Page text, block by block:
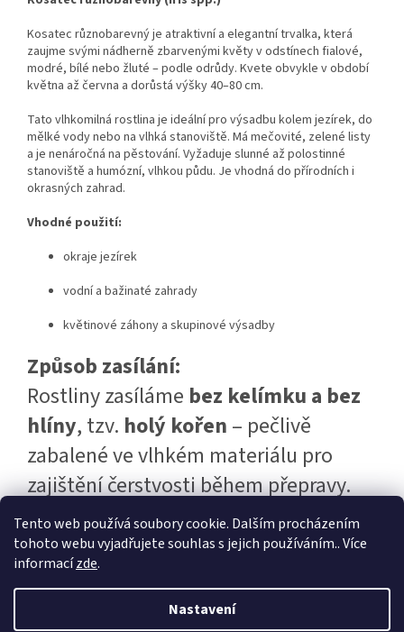
Tento web používá soubory cookie. Dalším procházením
tohoto webu vyjadřujete souhlas s jejich používáním.. Více
informacízde.
Nastavení
Kosatec různobarevný je atraktivní a elegantní trvalka, která
zaujme svými nádherně zbarvenými květy v odstínech fialové,
modré, bílé nebo žluté – podle odrůdy. Kvete obvykle v období
května až června a dorůstá výšky 40–80 cm.
Tato vlhkomilná rostlina je ideální pro výsadbu kolem jezírek, do
mělké vody nebo na vlhká stanoviště. Má mečovité, zelené listy
a je nenáročná na pěstování. Vyžaduje slunné až polostinné
stanoviště a humózní, vlhkou půdu. Je vhodná do přírodních i
okrasných zahrad.
Vhodné použití:
okraje jezírek
vodní a bažinaté zahrady
květinové záhony a skupinové výsadby
Způsob zasílání:
Rostliny zasíláme bez kelímku a bez
hlíny, tzv. holý kořen – pečlivě
zabalené ve vlhkém materiálu pro
zajištění čerstvosti během přepravy.